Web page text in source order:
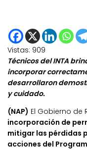
Vistas: 909
Técnicos del INTA
incorporar
desarrollaron
y cuidado.
(NAP) El Gobierno de
incorporación de
mitigar las pérdidas
acciones del